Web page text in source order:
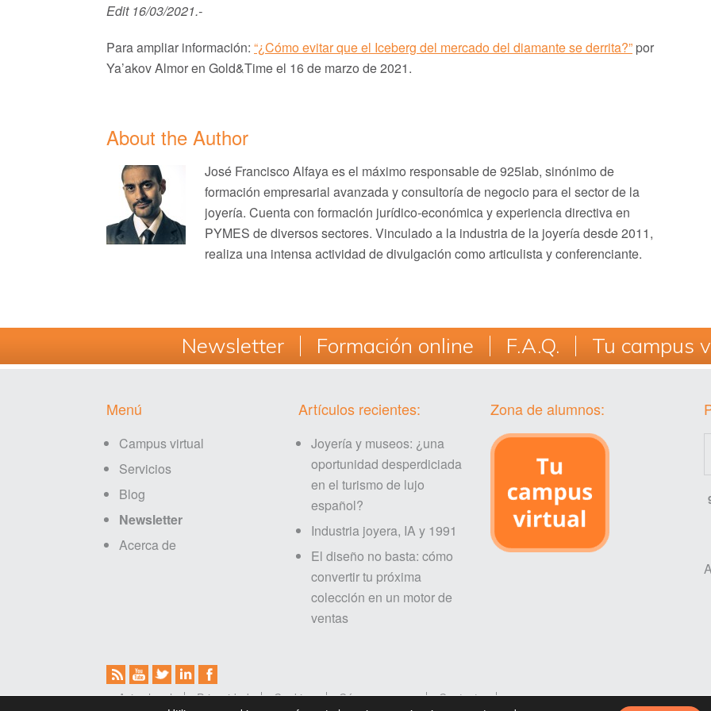
Edit 16/03/2021.-
Para ampliar información: “¿Cómo evitar que el Iceberg del mercado del diamante se derrita?” por
Ya’akov Almor en Gold&Time el 16 de marzo de 2021.
About the Author
José Francisco Alfaya es el máximo responsable de 925lab, sinónimo de
formación empresarial avanzada y consultoría de negocio para el sector de la
joyería. Cuenta con formación jurídico-económica y experiencia directiva en
PYMES de diversos sectores. Vinculado a la industria de la joyería desde 2011,
realiza una intensa actividad de divulgación como articulista y conferenciante.
Newsletter Formación online F.A.Q. Tu campus
Menú
Campus virtual
Servicios
Blog
Newsletter
Acerca de
Artículos recientes:
Joyería y museos: ¿una
oportunidad desperdiciada
en el turismo de lujo
español?
Industria joyera, IA y 1991
El diseño no basta: cómo
convertir tu próxima
colección en un motor de
ventas
Zona de alumnos:
Aviso legal Privacidad Cookies Cómo comprar Contacto